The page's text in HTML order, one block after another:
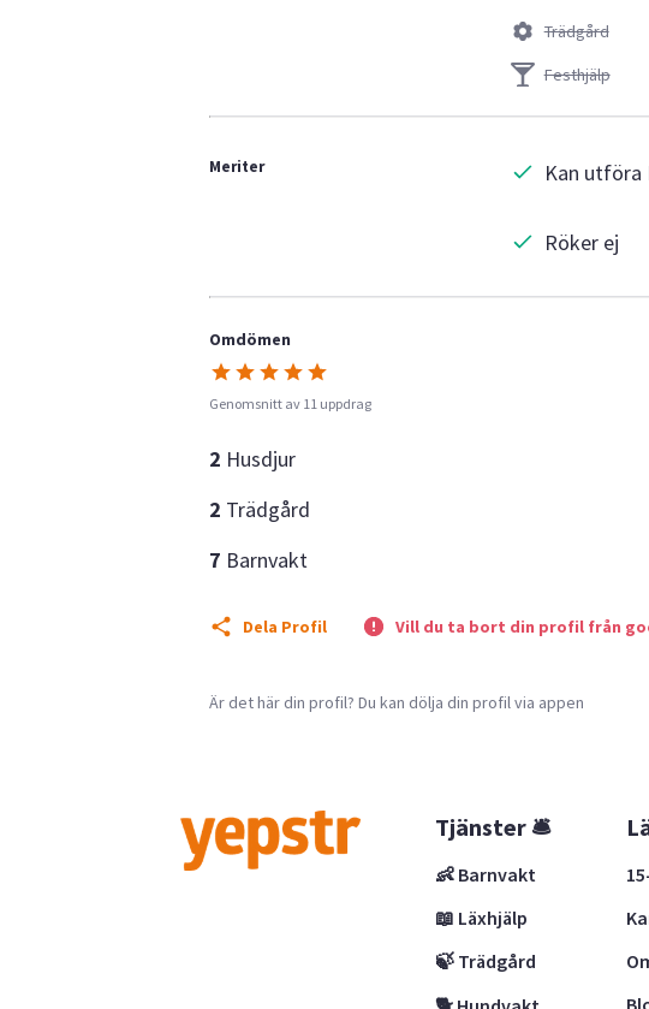
Trädgård
Festhjälp
Meriter Kan utföra
Röker ej
Omdömen
Genomsnitt av 11 uppdrag
2 Husdjur
2 Trädgård
7 Barnvakt
Dela Profil Vill du ta bort din profil från
Är det här din profil? Du kan dölja din profil via appen
Tjänster 🛎
👶 Barnvakt
📖 Läxhjälp
🍃 Trädgård